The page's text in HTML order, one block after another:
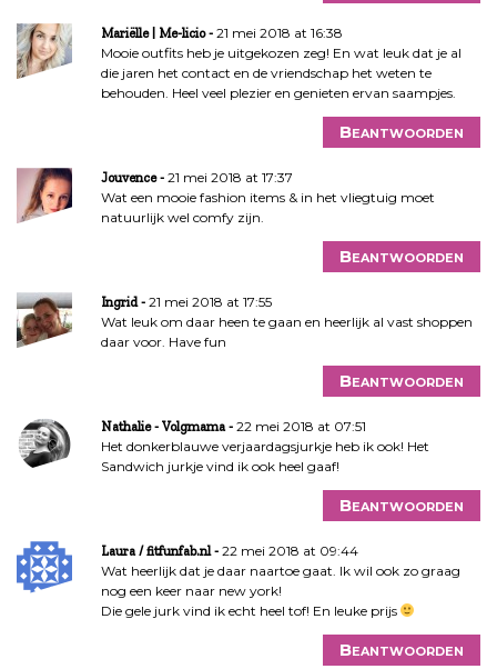
Mariëlle | Me-licio
21 mei 2018 at 16:38
Mooie outfits heb je uitgekozen zeg! En wat leuk dat je al
die jaren het contact en de vriendschap het weten te
behouden. Heel veel plezier en genieten ervan saampjes.
Beantwoorden
Jouvence
21 mei 2018 at 17:37
Wat een mooie fashion items & in het vliegtuig moet
natuurlijk wel comfy zijn.
Beantwoorden
Ingrid
21 mei 2018 at 17:55
Wat leuk om daar heen te gaan en heerlijk al vast shoppen
daar voor. Have fun
Beantwoorden
Nathalie - Volgmama
22 mei 2018 at 07:51
Het donkerblauwe verjaardagsjurkje heb ik ook! Het
Sandwich jurkje vind ik ook heel gaaf!
Beantwoorden
Laura / fitfunfab.nl
22 mei 2018 at 09:44
Wat heerlijk dat je daar naartoe gaat. Ik wil ook zo graag
nog een keer naar new york!
Die gele jurk vind ik echt heel tof! En leuke prijs
Beantwoorden